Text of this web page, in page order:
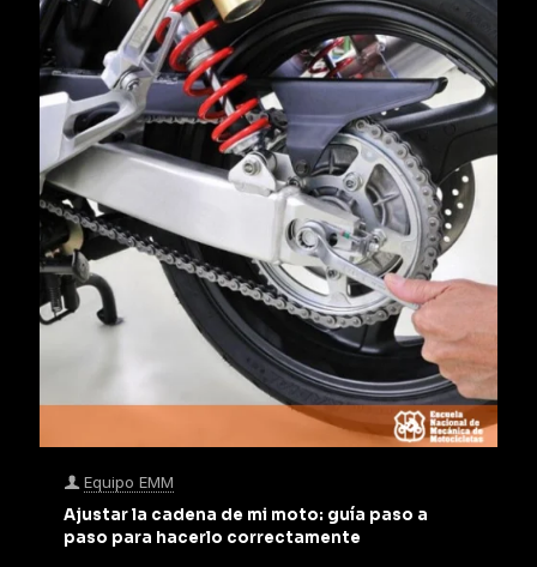
Equipo EMM
Ajustar la cadena de mi moto: guía paso a
paso para hacerlo correctamente